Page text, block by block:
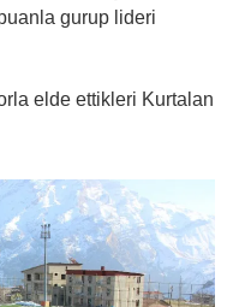
gurup lideri
elde ettikleri Kurtalan